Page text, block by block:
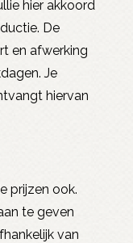
hier akkoord
De
en afwerking
Je
hiervan
prijzen ook.
te geven
van